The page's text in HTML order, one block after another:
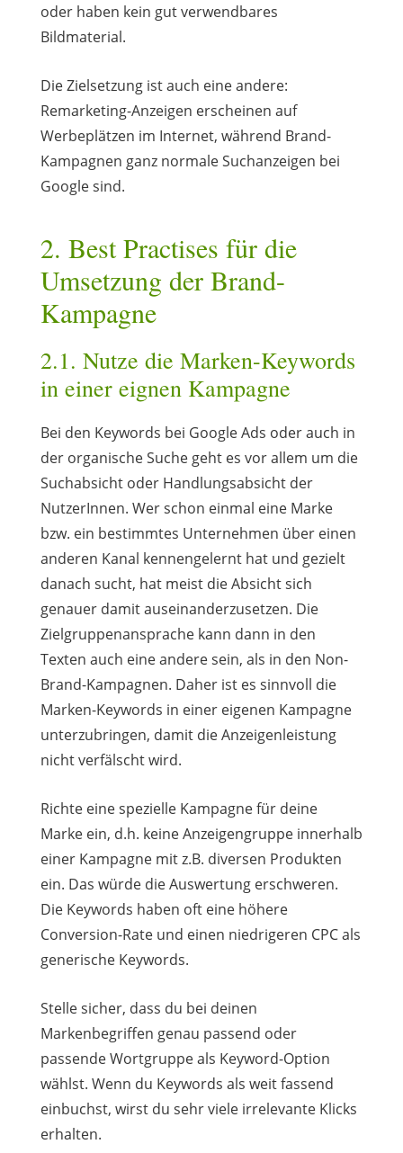
oder haben kein gut verwendbares
Bildmaterial.
Die Zielsetzung ist auch eine andere:
Remarketing-Anzeigen erscheinen auf
Werbeplätzen im Internet, während Brand-
Kampagnen ganz normale Suchanzeigen bei
Google sind.
2. Best Practises für die
Umsetzung der Brand-
Kampagne
2.1. Nutze die Marken-Keywords
in einer eignen Kampagne
Bei den Keywords bei Google Ads oder auch in
der organische Suche geht es vor allem um die
Suchabsicht oder Handlungsabsicht der
NutzerInnen. Wer schon einmal eine Marke
bzw. ein bestimmtes Unternehmen über einen
anderen Kanal kennengelernt hat und gezielt
danach sucht, hat meist die Absicht sich
genauer damit auseinanderzusetzen. Die
Zielgruppenansprache kann dann in den
Texten auch eine andere sein, als in den Non-
Brand-Kampagnen. Daher ist es sinnvoll die
Marken-Keywords in einer eigenen Kampagne
unterzubringen, damit die Anzeigenleistung
nicht verfälscht wird.
Richte eine spezielle Kampagne für deine
Marke ein, d.h. keine Anzeigengruppe innerhalb
einer Kampagne mit z.B. diversen Produkten
ein. Das würde die Auswertung erschweren.
Die Keywords haben oft eine höhere
Conversion-Rate und einen niedrigeren CPC als
generische Keywords.
Stelle sicher, dass du bei deinen
Markenbegriffen genau passend oder
passende Wortgruppe als Keyword-Option
wählst. Wenn du Keywords als weit fassend
einbuchst, wirst du sehr viele irrelevante Klicks
erhalten.